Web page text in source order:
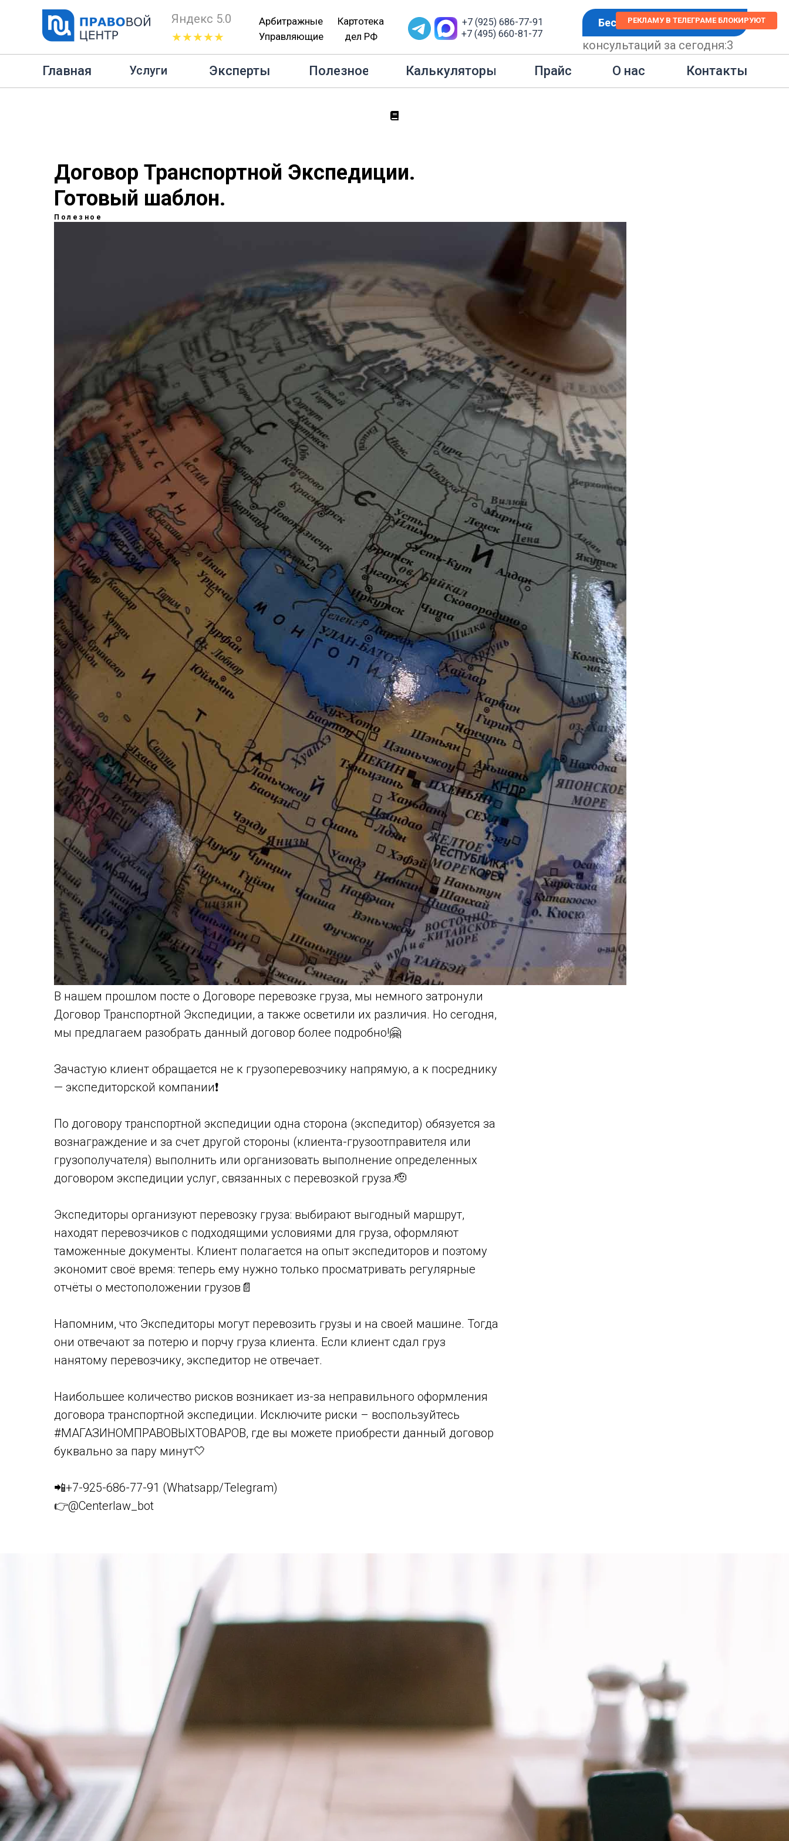
+7 (925) 686-77-91
+7 (495) 660-81-77
Эксперты О нас
Полезное
Главная Услуги Прайс
Калькуляторы Контакты
Арбитражные
Управляющие
Картотека
дел РФ
Бесплатная консультация
Яндекс 5.0
★★★★★
консультаций за сегодня:3
Договор Транспортной Экспедиции.
Готовый шаблон.
Полезное
В нашем прошлом посте о Договоре перевозке груза, мы немного затронули
Договор Транспортной Экспедиции, а также осветили их различия. Но сегодня,
мы предлагаем разобрать данный договор более подробно!🤗
Зачастую клиент обращается не к грузоперевозчику напрямую, а к посреднику
— экспедиторской компании❗️
По договору транспортной экспедиции одна сторона (экспедитор) обязуется за
вознаграждение и за счет другой стороны (клиента-грузоотправителя или
грузополучателя) выполнить или организовать выполнение определенных
договором экспедиции услуг, связанных с перевозкой груза.🫡
Экспедиторы организуют перевозку груза: выбирают выгодный маршрут,
находят перевозчиков с подходящими условиями для груза, оформляют
таможенные документы. Клиент полагается на опыт экспедиторов и поэтому
экономит своё время: теперь ему нужно только просматривать регулярные
отчёты о местоположении грузов📄
Напомним, что Экспедиторы могут перевозить грузы и на своей машине. Тогда
они отвечают за потерю и порчу груза клиента. Если клиент сдал груз
нанятому перевозчику, экспедитор не отвечает.
Наибольшее количество рисков возникает из-за неправильного оформления
договора транспортной экспедиции. Исключите риски – воспользуйтесь
#МАГАЗИНОМПРАВОВЫХТОВАРОВ, где вы можете приобрести данный договор
буквально за пару минут🤍
📲+7-925-686-77-91 (Whatsapp/Telegram)
👉@Centerlaw_bot
РЕКЛАМУ В ТЕЛЕГРАМЕ БЛОКИРУЮТ